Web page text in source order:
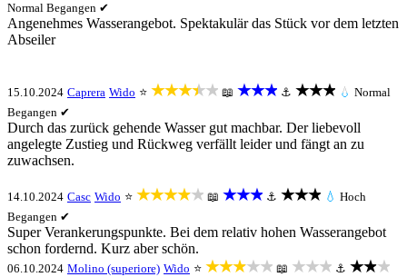
Normal Begangen ✔
Angenehmes Wasserangebot. Spektakulär das Stück vor dem letzten
Abseiler
15.10.2024 Caprera Wido ⭐ ★★★★★ 📖 ★★★ ⚓ ★★★ 💧 Normal
Begangen ✔
Durch das zurück gehende Wasser gut machbar. Der liebevoll
angelegte Zustieg und Rückweg verfällt leider und fängt an zu
zuwachsen.
14.10.2024 Casc Wido ⭐ ★★★★★ 📖 ★★★ ⚓ ★★★ 💧 Hoch
Begangen ✔
Super Verankerungspunkte. Bei dem relativ hohen Wasserangebot
schon fordernd. Kurz aber schön.
06.10.2024 Molino (superiore) Wido ⭐ ★★★★★ 📖 ★★★ ⚓ ★★★